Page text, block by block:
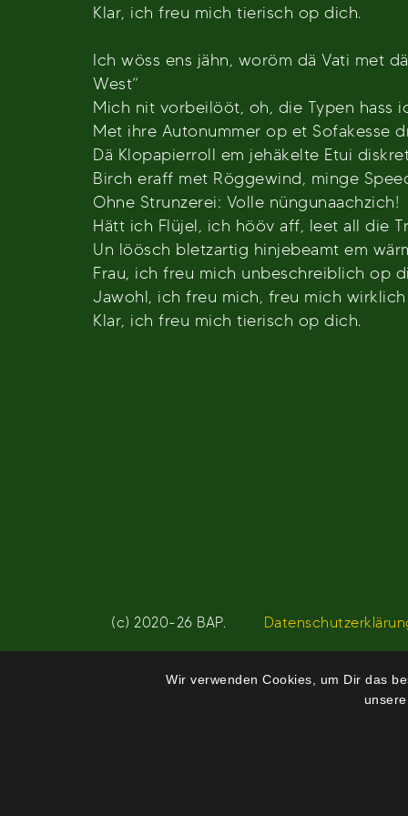
Klar, ich freu mich tierisch op dich.
Ich wöss ens jähn, woröm dä Vati met
West“
Mich nit vorbeilööt, oh, die Typen hass
Met ihre Autonummer op et Sofakesse
Dä Klopapierroll em jehäkelte Etui
Birch eraff met Röggewind, minge
Ohne Strunzerei: Volle nüngunaachzich!
Hätt ich Flüjel, ich hööv aff, leet all die
Un löösch bletzartig hinjebeamt em
Frau, ich freu mich unbeschreiblich op
Jawohl, ich freu mich, freu mich
Klar, ich freu mich tierisch op dich.
(c) 2020-26 BAP.
Wir verwenden Cookies, um Dir das